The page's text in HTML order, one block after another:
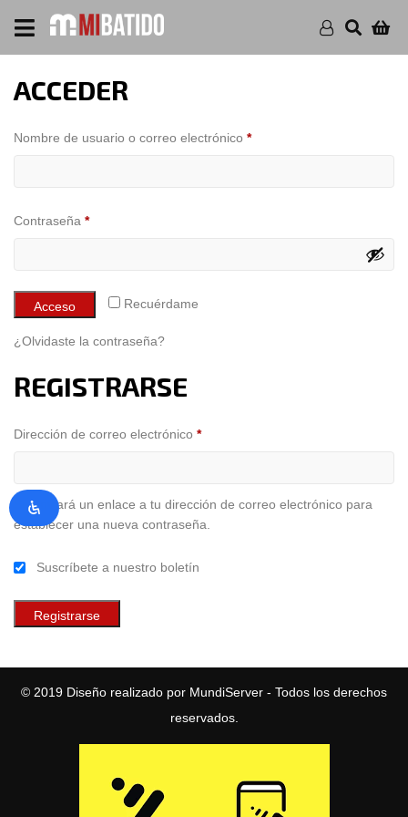
ACCEDER
Nombre de usuario o correo electrónico *Obligatorio
Contraseña *Obligatorio
Recuérdame
Acceso
¿Olvidaste la contraseña?
REGISTRARSE
Dirección de correo electrónico *Obligatorio
Se enviará un enlace a tu dirección de correo electrónico para
establecer una nueva contraseña.
Suscríbete a nuestro boletín
Registrarse
© 2019 Diseño realizado por MundiServer - Todos los derechos
reservados.